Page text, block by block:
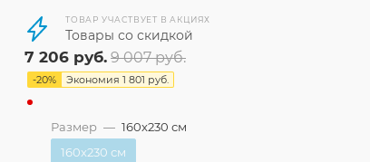
ТОВАР УЧАСТВУЕТ В АКЦИЯХ
Товары со скидкой
7 206 руб. 9 007руб.
-20% Экономия 1 801 руб.
Размер — 160x230 см
160x230 см